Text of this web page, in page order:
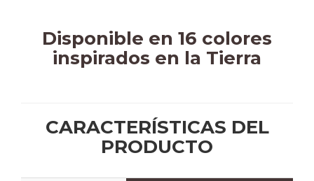
Disponible en 16 colores
inspirados en la Tierra
CARACTERÍSTICAS DEL
PRODUCTO